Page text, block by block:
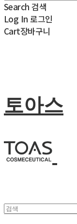
Search 검색
Log In 로그인
Cart장바구니
토아스